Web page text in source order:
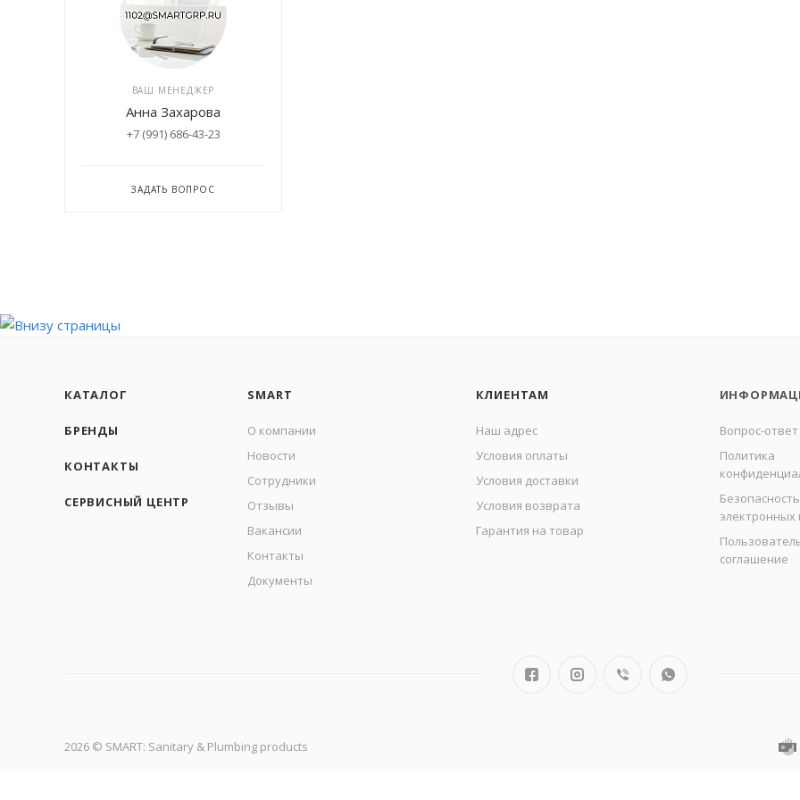
ВАШ МЕНЕДЖЕР
Анна Захарова
+7 (991) 686-43-23
ЗАДАТЬ ВОПРОС
КАТАЛОГ
БРЕНДЫ
КОНТАКТЫ
СЕРВИСНЫЙ ЦЕНТР
SMART
О компании
Новости
Сотрудники
Отзывы
Вакансии
Контакты
Документы
КЛИЕНТАМ
Наш адрес
Условия оплаты
Условия доставки
Условия возврата
Гарантия на товар
Вопрос-ответ
Политика
Безопасность
электронных
соглашение
2026 © SMART: Sanitary & Plumbing products